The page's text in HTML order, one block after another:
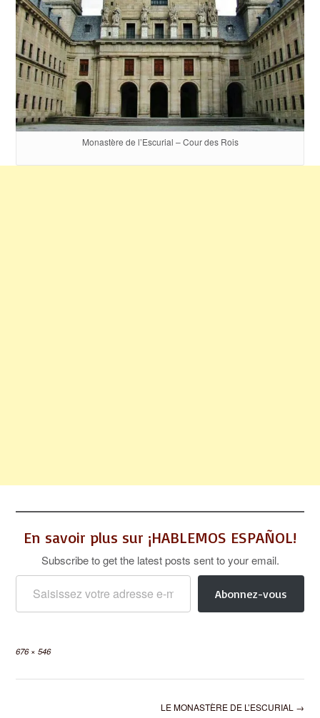
Monastère de l’Escurial – Cour des Rois
En savoir plus sur ¡HABLEMOS ESPAÑOL!
Subscribe to get the latest posts sent to your email.
Saisissez votre adresse e-mail…
Abonnez-vous
Full
676 × 546
LE MONASTÈRE DE L’ESCURIAL →